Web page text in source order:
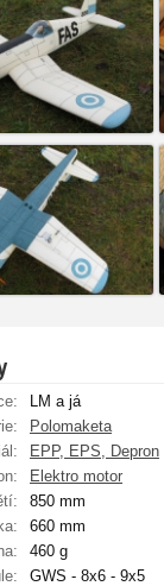
LM a já
Polomaketa
EPP, EPS, Depron
Elektro motor
850 mm
660 mm
460 g
GWS - 8x6 - 9x5